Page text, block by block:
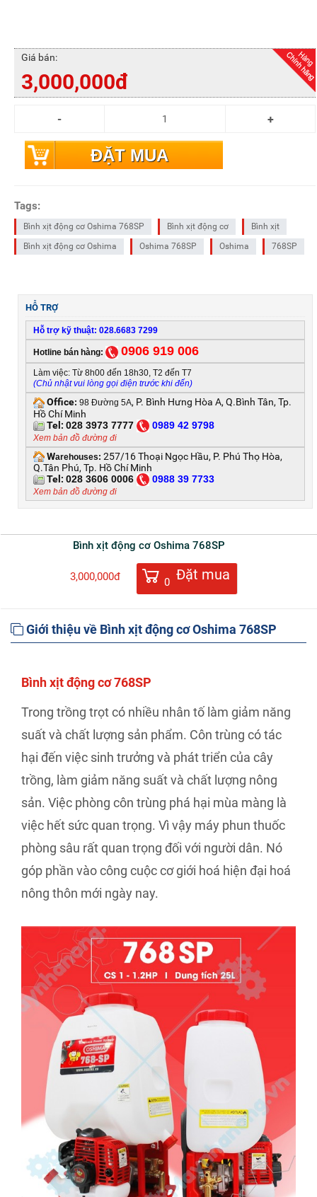
Giá bán:
3,000,000đ
ĐẶT MUA
Tags:
Bình xịt động cơ Oshima 768SP Bình xịt động cơ
Bình xịt
Bình xịt động cơ Oshima
Oshima 768SP Oshima 768SP
HỖ TRỢ
Hỗ trợ kỹ thuật: 028.6683 7299
Hotline bán hàng: 0906 919 006
Làm việc: Từ 8h00 đến 18h30, T2 đến T7
(Chủ nhật vui lòng gọi điện trước khi đến)
Office: 98 Đường 5A, P. Bình Hưng Hòa A, Q.Bình Tân, Tp.
Hồ Chí Minh
Tel: 028 3973 7777 0989 42 9798
Xem bản đồ đường đi
Warehouses: 257/16 Thoại Ngọc Hầu, P. Phú Thọ Hòa,
Q.Tân Phú, Tp. Hồ Chí Minh
Tel: 028 3606 0006 0988 39 7733
Xem bản đồ đường đi
Bình xịt động cơ Oshima 768SP
3,000,000đ 0 Đặt mua
Giới thiệu về Bình xịt động cơ Oshima 768SP
Bình xịt động cơ 768SP
Trong trồng trọt có nhiều nhân tố làm giảm năng
suất và chất lượng sản phẩm. Côn trùng có tác
hại đến việc sinh trưởng và phát triển của cây
trồng, làm giảm năng suất và chất lượng nông
sản. Việc phòng côn trùng phá hại mùa màng là
việc hết sức quan trọng. Vì vậy máy phun thuốc
phòng sâu rất quan trọng đối với người dân. Nó
góp phần vào công cuộc cơ giới hoá hiện đại hoá
nông thôn mới ngày nay.